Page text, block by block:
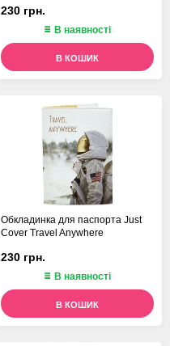
230 грн.
В наявності
В КОШИК
Обкладинка для паспорта Just
Cover Travel Anywhere
230 грн.
В наявності
В КОШИК